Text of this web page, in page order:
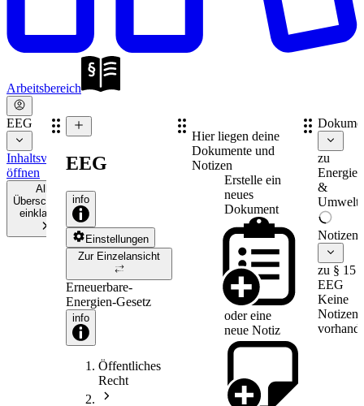
Arbeitsbereich
EEG
Inhaltsverzeichnis
öffnen
Alle
Überschriften
einklappen
EEG
info
Einstellungen
Zur Einzelansicht
Erneuerbare-
Energien-Gesetz
info
Öffentliches
Recht
Hier liegen deine
Dokumente und
Notizen
Erstelle ein
neues
Dokument
oder eine
neue Notiz
zu
Energie-
&
Notizen
zu § 15
EEG
Keine
Notizen